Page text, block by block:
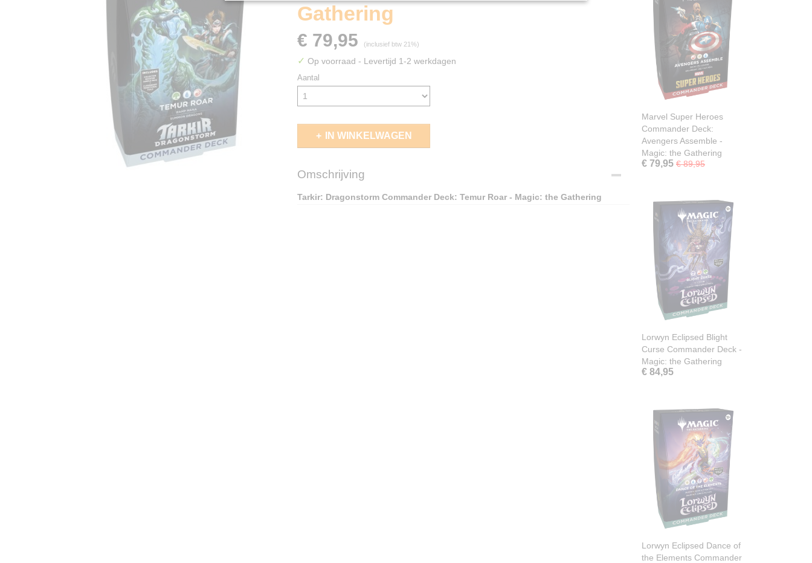
Gathering
€ 79,95 (inclusief btw 21%)
✓ Op voorraad - Levertijd 1-2 werkdagen
Aantal
IN WINKELWAGEN
Omschrijving
Tarkir: Dragonstorm Commander Deck: Temur Roar - Magic: the Gathering
Marvel Super Heroes
Commander Deck:
Avengers Assemble -
Magic: the Gathering
€ 79,95 € 89,95
Lorwyn Eclipsed Blight
Curse Commander Deck -
Magic: the Gathering
€ 84,95
Lorwyn Eclipsed Dance of
the Elements Commander